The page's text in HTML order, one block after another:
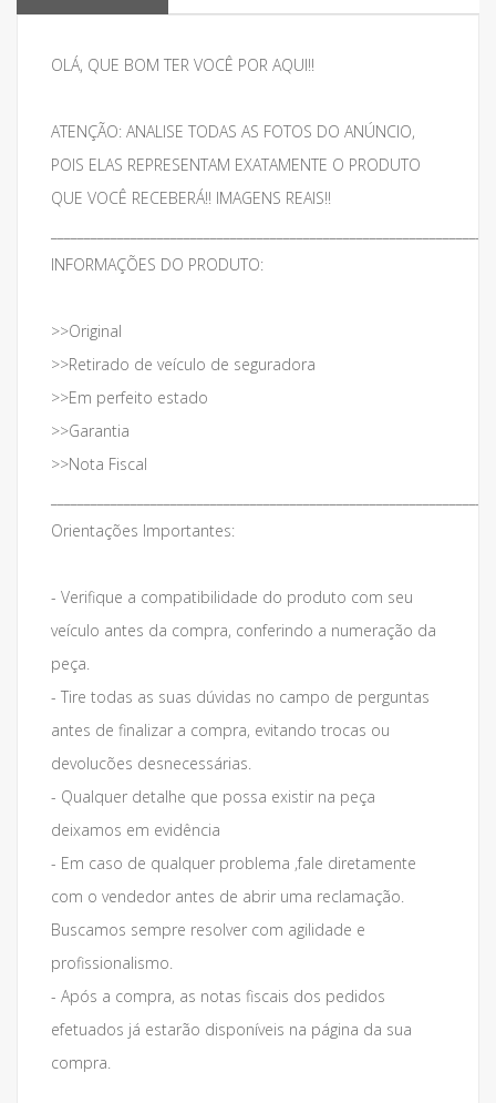
OLÁ, QUE BOM TER VOCÊ POR AQUI!!
ATENÇÃO: ANALISE TODAS AS FOTOS DO ANÚNCIO,
POIS ELAS REPRESENTAM EXATAMENTE O PRODUTO
QUE VOCÊ RECEBERÁ!! IMAGENS REAIS!!
INFORMAÇÕES DO PRODUTO:
>>Original
>>Retirado de veículo de seguradora
>>Em perfeito estado
>>Garantia
>>Nota Fiscal
Orientações Importantes:
- Verifique a compatibilidade do produto com seu
veículo antes da compra, conferindo a numeração da
peça.
- Tire todas as suas dúvidas no campo de perguntas
antes de finalizar a compra, evitando trocas ou
devolucões desnecessárias.
- Qualquer detalhe que possa existir na peça
deixamos em evidência
- Em caso de qualquer problema ,fale diretamente
com o vendedor antes de abrir uma reclamação.
Buscamos sempre resolver com agilidade e
profissionalismo.
- Após a compra, as notas fiscais dos pedidos
efetuados já estarão disponíveis na página da sua
compra.